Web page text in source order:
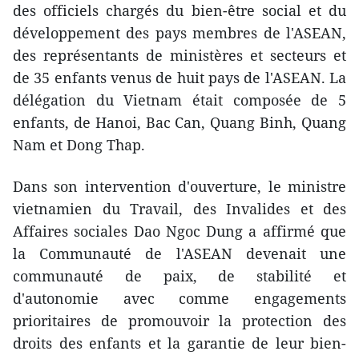
des officiels chargés du bien-être social et du
développement des pays membres de l'ASEAN,
des représentants de ministères et secteurs et
de 35 enfants venus de huit pays de l'ASEAN. La
délégation du Vietnam était composée de 5
enfants, de Hanoi, Bac Can, Quang Binh, Quang
Nam et Dong Thap.
Dans son intervention d'ouverture, le ministre
vietnamien du Travail, des Invalides et des
Affaires sociales Dao Ngoc Dung a affirmé que
la Communauté de l'ASEAN devenait une
communauté de paix, de stabilité et
d'autonomie avec ​comme engagements
prioritaires de promouvoir la protection des
droits des enfants et la garantie de leur bien-